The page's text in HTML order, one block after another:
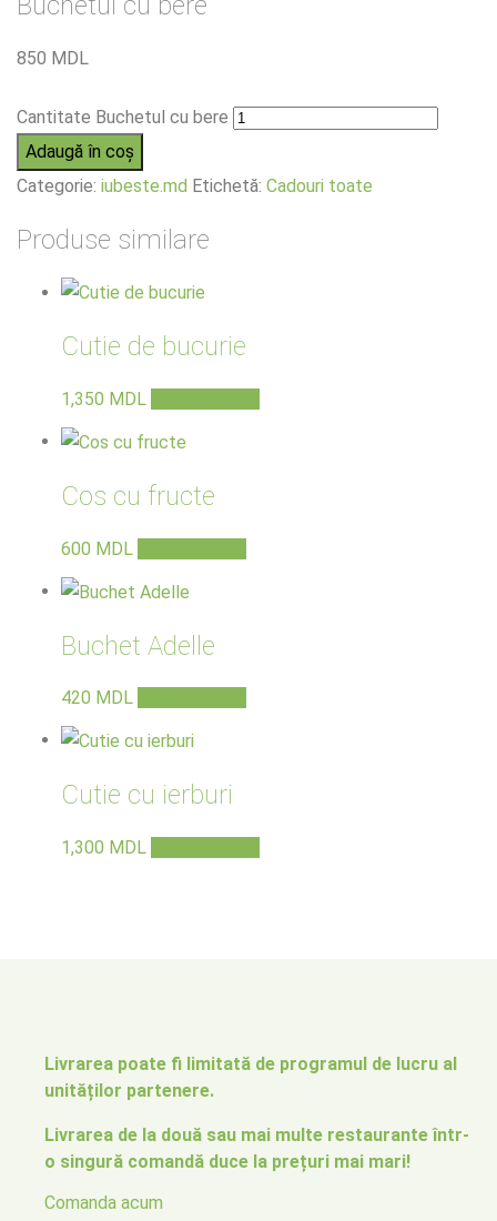
850 MDL
Cantitate Buchetul cu bere
Adaugă în coș
Categorie: iubeste.md Etichetă: Cadouri toate
Produse similare
Cutie de bucurie
1,350 MDL
Cos cu fructe
600 MDL
Buchet Adelle
420 MDL
Cutie cu ierburi
1,300 MDL
Livrarea poate fi limitată de programul de lucru al
unităților partenere.
Livrarea de la două sau mai multe restaurante într-
o singură comandă duce la prețuri mai mari!
Comanda acum